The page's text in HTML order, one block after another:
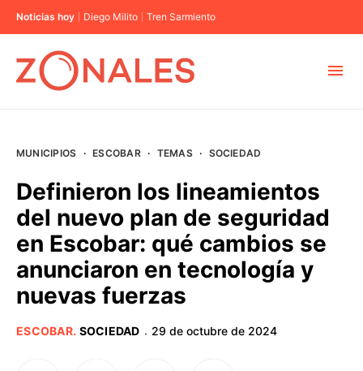
Noticias hoy Diego Milito Tren Sarmiento
BUENOS AIRES
PROVINCIAS
MUNICIPIOS · ESCOBAR · TEMAS · SOCIEDAD
Definieron los lineamientos
del nuevo plan de seguridad
en Escobar: qué cambios se
anunciaron en tecnología y
nuevas fuerzas
ESCOBAR. SOCIEDAD · 29 de octubre de 2024